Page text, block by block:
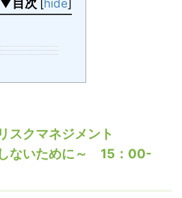
▼目次 [hide]
スクマネジメント
ないために～ 15：00-